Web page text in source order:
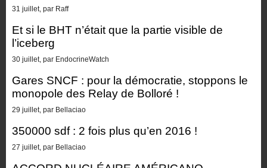
31 juillet, par Raff
Et si le BHT n’était que la partie visible de
l’iceberg
30 juillet, par EndocrineWatch
Gares SNCF : pour la démocratie, stoppons le
monopole des Relay de Bolloré !
29 juillet, par Bellaciao
350000 sdf : 2 fois plus qu’en 2016 !
27 juillet, par Bellaciao